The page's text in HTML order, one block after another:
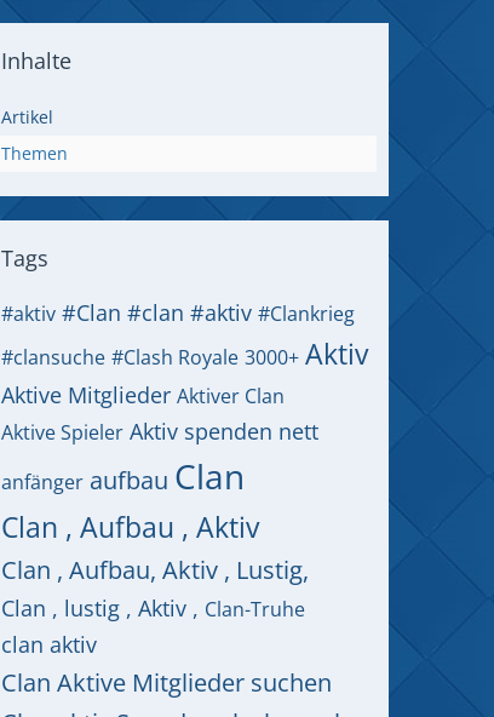
Inhalte
Artikel
Themen
Tags
#aktiv #Clan #clan #aktiv #Clankrieg
#clansuche #Clash Royale 3000+ Aktiv
Aktive Mitglieder Aktiver Clan
Aktive Spieler Aktiv spenden nett
anfänger aufbau Clan
Clan , Aufbau , Aktiv
Clan , Aufbau, Aktiv , Lustig,
Clan , lustig , Aktiv , Clan-Truhe
clan aktiv
Clan Aktive Mitglieder suchen